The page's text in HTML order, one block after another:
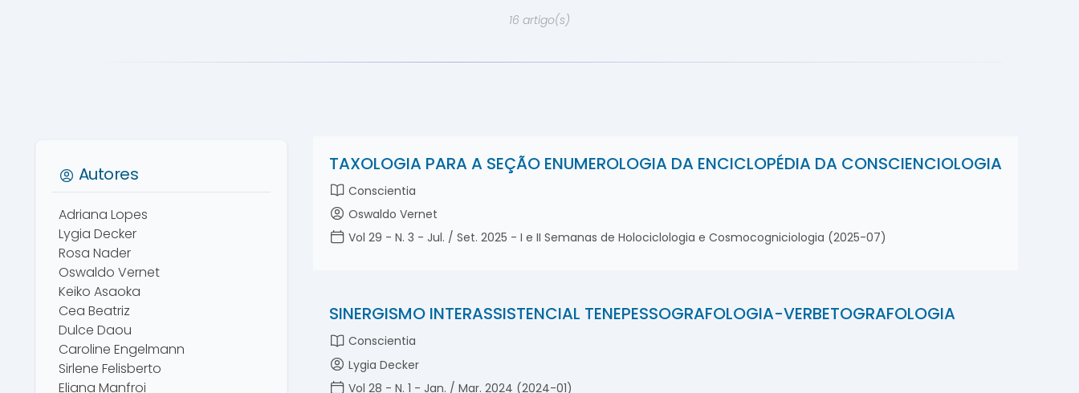
16 artigo(s)
Autores
Adriana Lopes
Lygia Decker
Rosa Nader
Oswaldo Vernet
Keiko Asaoka
Cea Beatriz
Dulce Daou
Caroline Engelmann
Sirlene Felisberto
Eliana Manfroi
TAXOLOGIA PARA A SEÇÃO ENUMEROLOGIA DA ENCICLOPÉDIA DA CONSCIENCIOLOGIA
Conscientia
Oswaldo Vernet
Vol 29 - N. 3 - Jul. / Set. 2025 - I e II Semanas de Holociclologia e Cosmocogniciologia (2025-07)
SINERGISMO INTERASSISTENCIAL TENEPESSOGRAFOLOGIA-VERBETOGRAFOLOGIA
Conscientia
Lygia Decker
Vol 28 - N. 1 - Jan. / Mar. 2024 (2024-01)